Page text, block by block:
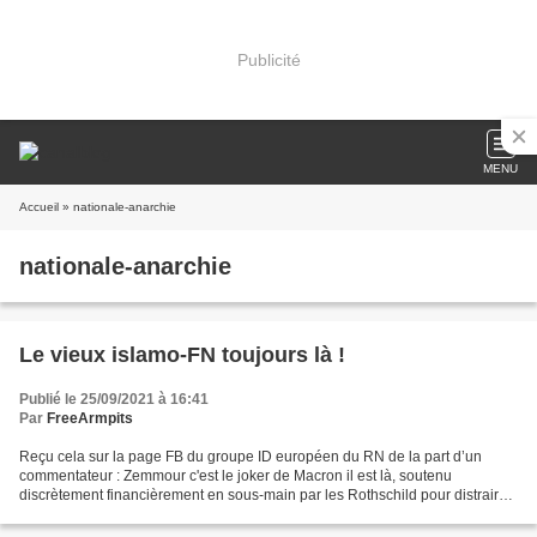
Publicité
MENU
Accueil » nationale-anarchie
nationale-anarchie
Le vieux islamo-FN toujours là !
Publié le 25/09/2021 à 16:41
Par FreeArmpits
Reçu cela sur la page FB du groupe ID européen du RN de la part d’un
commentateur : Zemmour c'est le joker de Macron il est là, soutenu
discrètement financièrement en sous-main par les Rothschild pour distraire